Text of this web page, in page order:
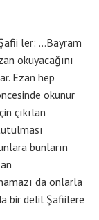
ler: …Bayram
okuyacağını
Ezan hep
okunur
çıkılan
bunların
da onlarla
bir delil Şafiilere